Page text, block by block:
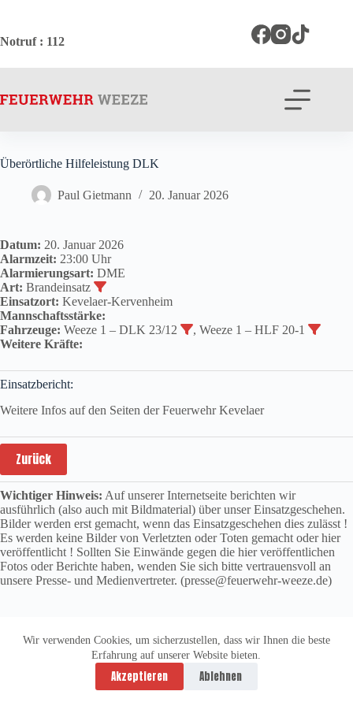
springen
Wir verwenden Cookies, um sicherzustellen, dass wir Ihnen die beste
Erfahrung auf unserer Website bieten.
Akzeptieren Ablehnen
Notruf: 112
Überörtliche Hilfeleistung DLK
Paul Gietmann 20. Januar 2026
Datum: 20. Januar 2026
Alarmzeit: 23:00 Uhr
Alarmierungsart: DME
Art: Brandeinsatz
Einsatzort: Kevelaer-Kervenheim
Mannschaftsstärke:
Fahrzeuge: Weeze 1 – DLK 23/12
, Weeze 1 – HLF 20-1
Weitere Kräfte:
Einsatzbericht:
Weitere Infos auf den Seiten der Feuerwehr Kevelaer
Zurück
Wichtiger Hinweis: Auf unserer Internetseite berichten wir
ausführlich (also auch mit Bildmaterial) über unser Einsatzgeschehen.
Bilder werden erst gemacht, wenn das Einsatzgeschehen dies zulässt !
Es werden keine Bilder von Verletzten oder Toten gemacht oder hier
veröffentlicht ! Sollten Sie Einwände gegen die hier veröffentlichen
Fotos oder Berichte haben, wenden Sie sich bitte vertrauensvoll an
unsere Presse- und Medienvertreter. (presse@feuerwehr-weeze.de)
Datenschutzerklärung
Impressum
Copyright © 2026 -
vitolution